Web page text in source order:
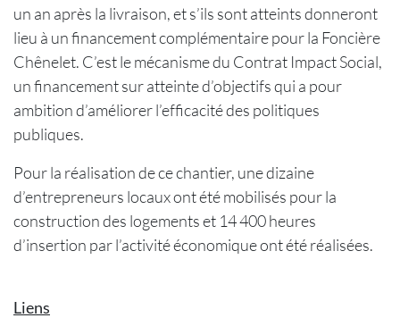
un an après la livraison, et s’ils sont atteints donneront
lieu à un financement complémentaire pour la Foncière
Chênelet. C’est le mécanisme du Contrat Impact Social,
un financement sur atteinte d’objectifs qui a pour
ambition d’améliorer l’efficacité des politiques
publiques.
Pour la réalisation de ce chantier, une dizaine
d’entrepreneurs locaux ont été mobilisés pour la
construction des logements et 14 400 heures
d’insertion par l’activité économique ont été réalisées.
Liens